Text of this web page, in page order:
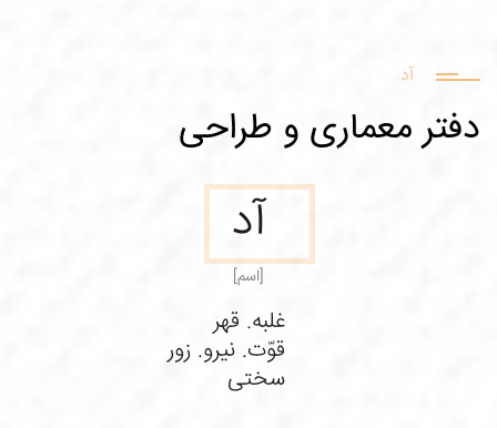
آد
دفتر معماری و طراحی
آد
[اسم]
غلبه. قهر
قوّت. نیرو. زور
سختی